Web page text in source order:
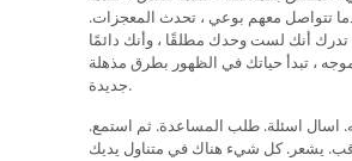
تتواصل معهم بوعي ، تحدث المعجزات.
تدرك أنك لست وحدك مطلقًا ، وأنك دائمًا
، تبدأ حياتك في الظهور بطرق مذهلة
جديدة.
اسال اسئلة. طلب المساعدة. ثم استمع.